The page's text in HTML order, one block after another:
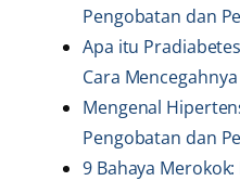
Pengobatan dan
Apa itu
Cara
Mengenal
Pengobatan dan
9 Bahaya